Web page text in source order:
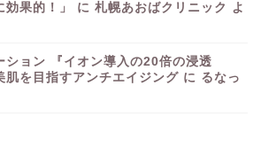
果的！」
に 札幌あおばクリニック よ
ション 『イオン導入の20倍の浸透
肌を目指すアンチエイジング に るなっ